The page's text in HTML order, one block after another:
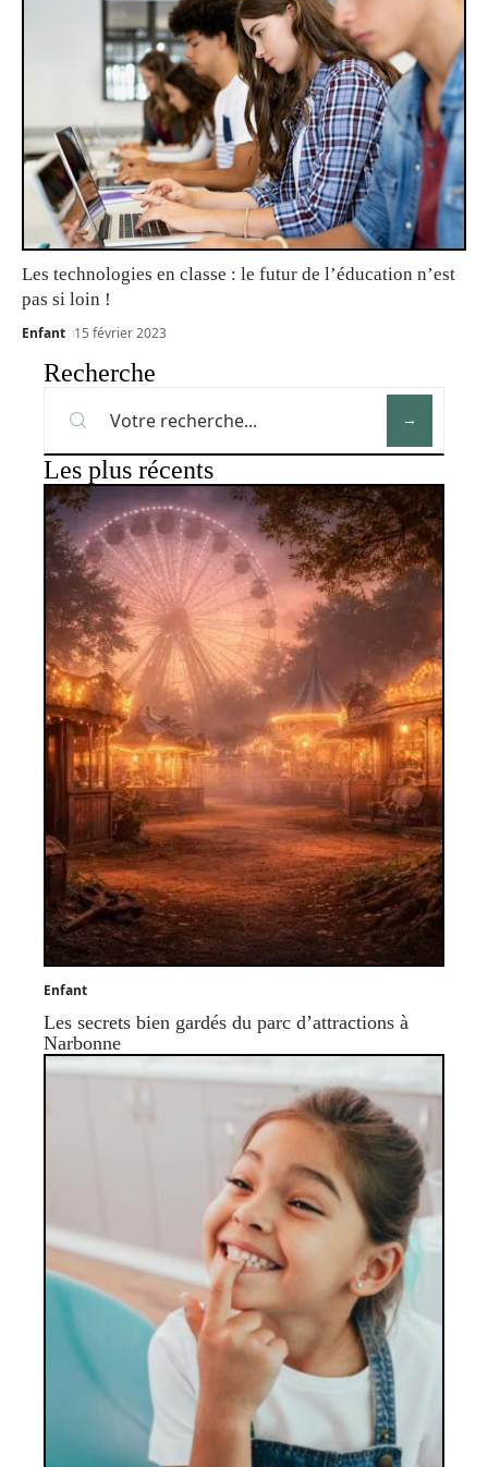
Les technologies en classe : le futur de l’éducation n’est
pas si loin !
Enfant 15 février 2023
Recherche
Les plus récents
Enfant
Les secrets bien gardés du parc d’attractions à
Narbonne